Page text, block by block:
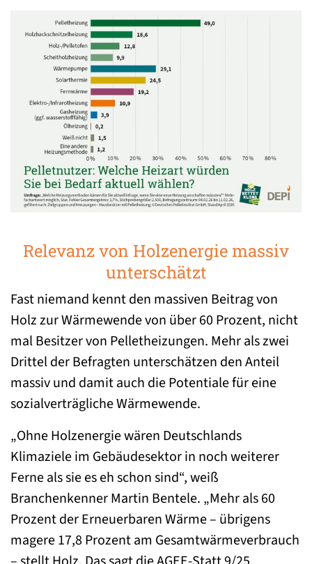
Relevanz von Holzenergie massiv
unterschätzt
Fast niemand kennt den massiven Beitrag von
Holz zur Wärmewende von über 60 Prozent, nicht
mal Besitzer von Pelletheizungen. Mehr als zwei
Drittel der Befragten unterschätzen den Anteil
massiv und damit auch die Potentiale für eine
sozialverträgliche Wärmewende.
„Ohne Holzenergie wären Deutschlands
Klimaziele im Gebäudesektor in noch weiterer
Ferne als sie es eh schon sind“, weiß
Branchenkenner Martin Bentele. „Mehr als 60
Prozent der Erneuerbaren Wärme – übrigens
magere 17,8 Prozent am Gesamtwärmeverbrauch